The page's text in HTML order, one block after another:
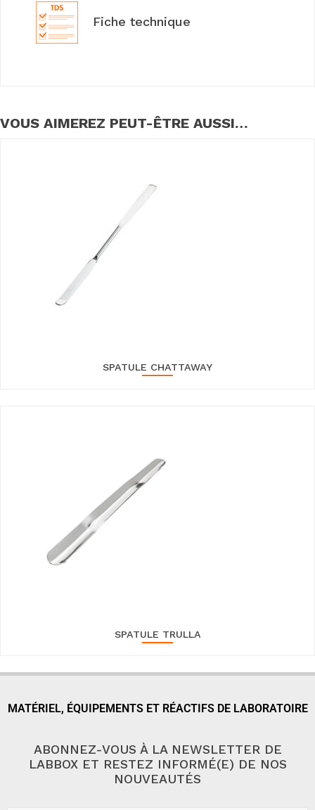
Fiche technique
VOUS AIMEREZ PEUT-ÊTRE AUSSI…
SPATULE CHATTAWAY
SPATULE TRULLA
MATÉRIEL, ÉQUIPEMENTS ET RÉACTIFS DE LABORATOIRE
ABONNEZ-VOUS À LA NEWSLETTER DE
LABBOX ET RESTEZ INFORMÉ(E) DE NOS
NOUVEAUTÉS